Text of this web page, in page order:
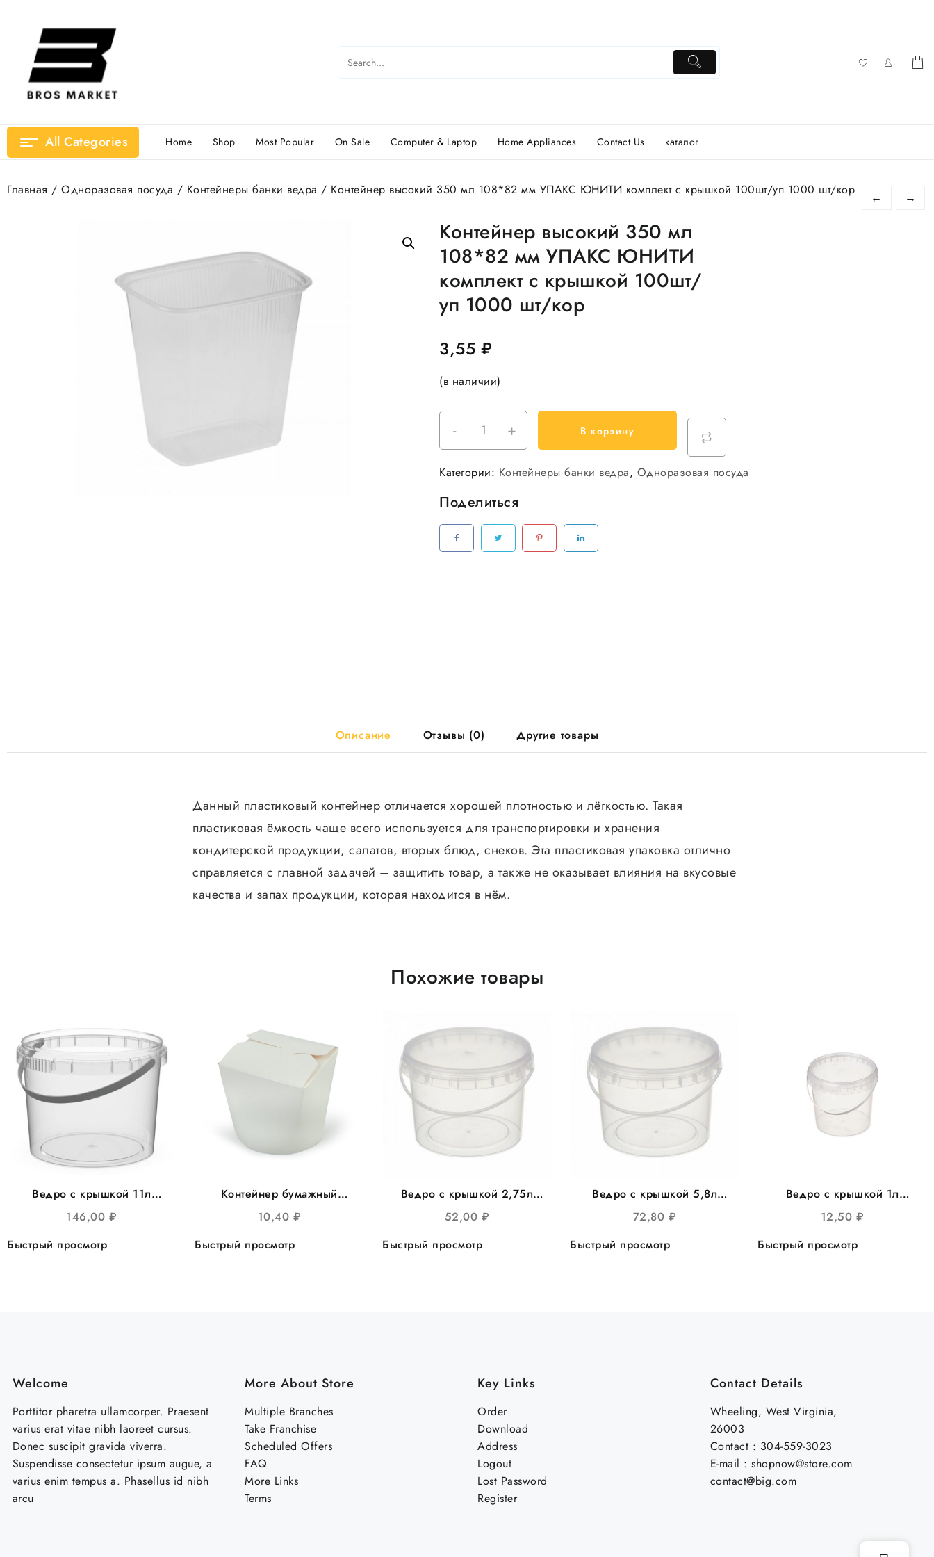
содержимому
All Categories Home Shop Most Popular On Sale Computer & Laptop Home Appliances Contact Us каталог
Главная / Одноразовая посуда / Контейнеры банки ведра / Контейнер высокий 350 мл 108*82 мм УПАКС ЮНИТИ комплект с крышкой 100шт/уп 1000 шт/кор
← →
Контейнер высокий 350 мл
108*82 мм УПАКС ЮНИТИ
комплект с крышкой 100шт/
уп 1000 шт/кор
3,55 ₽
(в наличии)
-
Количество
товара
Контейнер
высокий
350
108*82
мм
+ В корзину
Категории: Контейнеры банки ведра, Одноразовая посуда
Поделиться
Описание Отзывы (0) Другие товары
Данный пластиковый контейнер отличается хорошей плотностью и лёгкостью. Такая
пластиковая ёмкость чаще всего используется для транспортировки и хранения
кондитерской продукции, салатов, вторых блюд, снеков. Эта пластиковая упаковка отлично
справляется с главной задачей – защитить товар, а также не оказывает влияния на вкусовые
качества и запах продукции, которая находится в нём.
Похожие товары
Ведро с крышкой 11л
круглое прозрачное,
d=300, 20шт/уп
146,00 ₽
Быстрый просмотр
Контейнер бумажный
(Чайна-бокс) 500мл д/
лапши Белый 35шт/уп
420шт/кор
10,40 ₽
Быстрый просмотр
Ведро с крышкой 2,75л
круглое, d=173мм, 90шт/уп
52,00 ₽
Быстрый просмотр
Ведро с крышкой 5,8л
круглое d=230мм, с пласт.
ручкой 35шт/уп
72,80 ₽
Быстрый просмотр
Ведро с крышкой 1л
круглое , d=131мм 200шт/
уп
12,50 ₽
Быстрый просмотр
Welcome
Porttitor pharetra ullamcorper. Praesent
varius erat vitae nibh laoreet cursus.
Donec suscipit gravida viverra.
Suspendisse consectetur ipsum augue, a
varius enim tempus a. Phasellus id nibh
arcu
More About Store
Multiple Branches
Take Franchise
Scheduled Offers
FAQ
More Links
Terms
Key Links
Order
Download
Address
Logout
Lost Password
Register
Contact Details
Wheeling, West Virginia,
26003
Contact : 304-559-3023
E-mail : shopnow@store.com
contact@big.com